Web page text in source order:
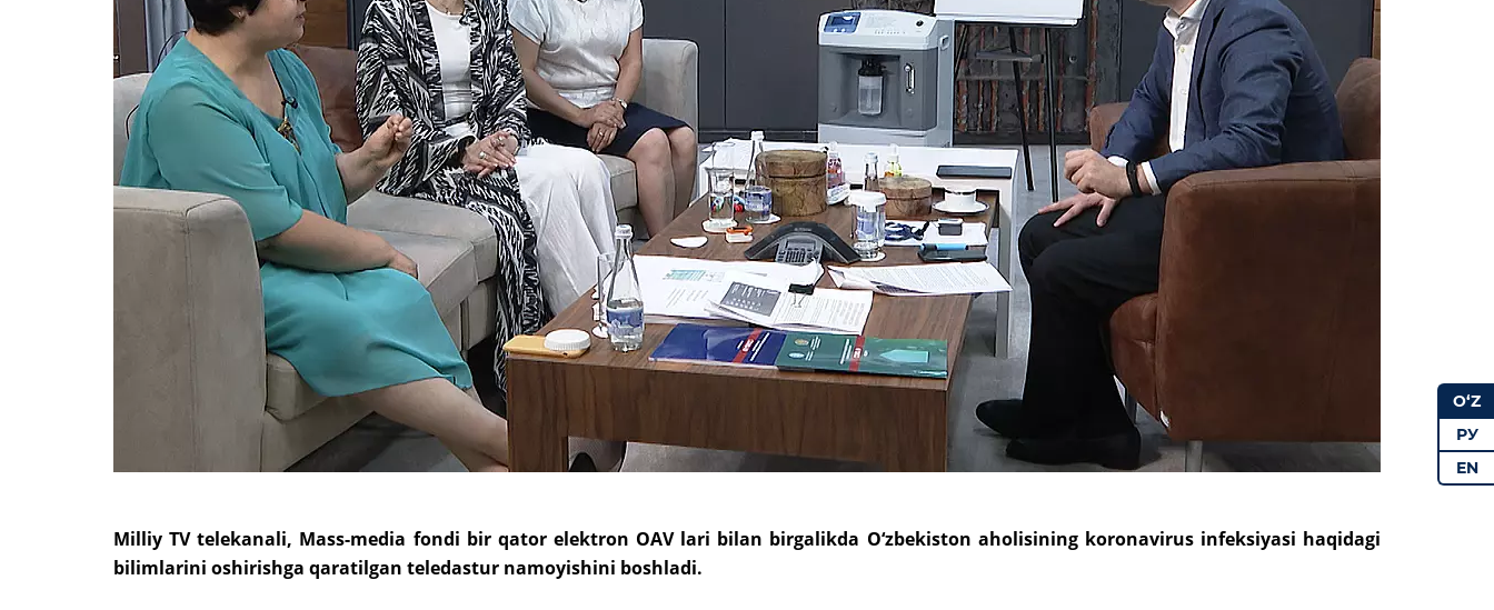
Milliy TV telekanali, Mass-media fondi bir qator elektron OAV lari bilan birgalikda O‘zbekiston aholisining koronavirus infeksiyasi haqidagi
bilimlarini oshirishga qaratilgan teledastur namoyishini boshladi.
O‘Z
РУ
EN